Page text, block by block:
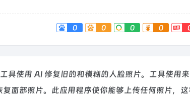
0 0 0 0
具使用 AI 修复旧的和模糊的人脸照片。工具使用
面部照片。此应用程序使你能够上传任何照片，这